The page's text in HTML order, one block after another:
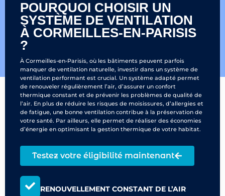
POURQUOI CHOISIR UN
SYSTÈME DE VENTILATION
À CORMEILLES-EN-PARISIS
?
À Cormeilles-en-Parisis, où les bâtiments peuvent parfois
manquer de ventilation naturelle, investir dans un système de
ventilation performant est crucial. Un système adapté permet
de renouveler régulièrement l’air, d’assurer un confort
thermique constant et de prévenir les problèmes de qualité de
l’air. En plus de réduire les risques de moisissures, d’allergies et
de fatigue, une bonne ventilation contribue à la préservation de
votre santé. Par ailleurs, elle permet de réaliser des économies
d’énergie en optimisant la gestion thermique de votre habitat.
Testez votre éligibilité maintenant
RENOUVELLEMENT CONSTANT DE L’AIR